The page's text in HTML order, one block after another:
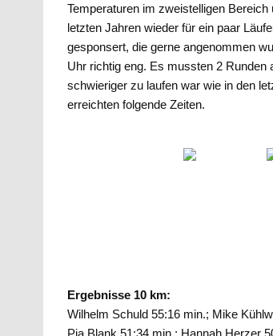
Temperaturen im zweistelligen
letzten Jahren wieder für ein paar
gesponsert, die gerne angenommen
Uhr richtig eng. Es mussten 2 Runden
schwieriger zu laufen war wie in den
erreichten folgende Zeiten.
Ergebnisse 10 km:
Wilhelm Schuld 55:16 min.; Mike
Pia Blank 51:34 min.; Hannah Herzer